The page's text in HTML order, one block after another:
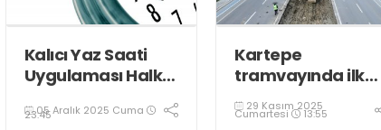
Kalıcı Yaz Saati
Uygulaması Halkın
Ediyor!
05 Aralık 2025 Cuma
23:45
Kartepe
tramvayında ilk
kepçe vuruldu
29 Kasım 2025
Cumartesi 13:55